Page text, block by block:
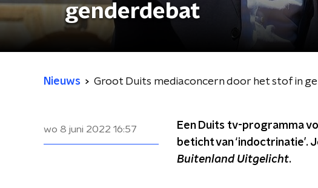
genderdebat
Nieuws Groot Duits mediaconcern door het stof in
wo 8 juni 2022 16:57
Een Duits tv-programma
beticht van ‘indoctrinatie’.
Buitenland Uitgelicht.